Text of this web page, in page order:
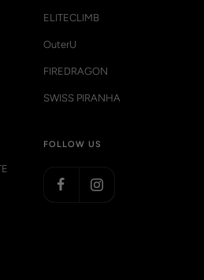
ELITECLIMB
OuterU
FIREDRAGON
SWISS PIRANHA
FOLLOW US